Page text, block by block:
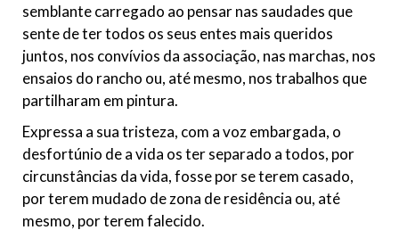
semblante carregado ao pensar nas saudades que
sente de ter todos os seus entes mais queridos
juntos, nos convívios da associação, nas marchas, nos
ensaios do rancho ou, até mesmo, nos trabalhos que
partilharam em pintura.
Expressa a sua tristeza, com a voz embargada, o
desfortúnio de a vida os ter separado a todos, por
circunstâncias da vida, fosse por se terem casado,
por terem mudado de zona de residência ou, até
mesmo, por terem falecido.